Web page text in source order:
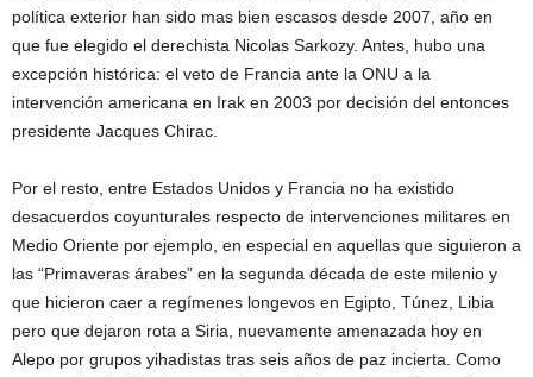
política exterior han sido mas bien escasos desde 2007, año en
que fue elegido el derechista Nicolas Sarkozy. Antes, hubo una
excepción histórica: el veto de Francia ante la ONU a la
intervención americana en Irak en 2003 por decisión del entonces
presidente Jacques Chirac.
Por el resto, entre Estados Unidos y Francia no ha existido
desacuerdos coyunturales respecto de intervenciones militares en
Medio Oriente por ejemplo, en especial en aquellas que siguieron a
las “Primaveras árabes” en la segunda década de este milenio y
que hicieron caer a regímenes longevos en Egipto, Túnez, Libia
pero que dejaron rota a Siria, nuevamente amenazada hoy en
Alepo por grupos yihadistas tras seis años de paz incierta. Como